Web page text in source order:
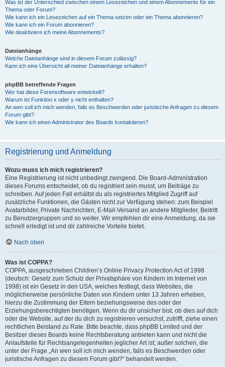
Was ist der Unterschied zwischen einem Lesezeichen und einem Abonnements für ein
Thema oder Forum?
Wie kann ich ein Lesezeichen auf ein Thema setzen oder ein Thema abonnieren?
Wie kann ich ein Forum abonnieren?
Wie deaktiviere ich meine Abonnements?
Dateianhänge
Welche Dateianhänge sind in diesem Forum zulässig?
Kann ich eine Übersicht all meiner Dateianhänge erhalten?
phpBB betreffende Fragen
Wer hat diese Forensoftware entwickelt?
Warum ist Funktion x oder y nicht enthalten?
An wen soll ich mich wenden, falls es Beschwerden oder juristische Anfragen zu diesem
Forum gibt?
Wie kann ich einen Administrator des Boards kontaktieren?
Registrierung und Anmeldung
Wozu muss ich mich registrieren?
Eine Registrierung ist nicht unbedingt zwingend. Die Board-Administration
dieses Forums entscheidet, ob du registriert sein musst, um Beiträge zu
schreiben. Auf jeden Fall erhältst du als registriertes Mitglied Zugriff auf
zusätzliche Funktionen, die Gästen nicht zur Verfügung stehen: zum Beispiel
Avatarbilder, Private Nachrichten, E-Mail-Versand an andere Mitglieder, Beitritt
zu Benutzergruppen und so weiter. Wir empfehlen dir eine Anmeldung, da sie
schnell erledigt ist und dir zahlreiche Vorteile bietet.
Nach oben
Was ist COPPA?
COPPA, ausgeschrieben Children’s Online Privacy Protection Act of 1998
(deutsch: Gesetz zum Schutz der Privatsphäre von Kindern im Internet von
1998) ist ein Gesetz in den USA, welches festlegt, dass Websites, die
möglicherweise persönliche Daten von Kindern unter 13 Jahren erheben,
hierzu die Zustimmung der Eltern beziehungsweise des oder der
Erziehungsberechtigten benötigen. Wenn du dir unsicher bist, ob dies auf dich
oder die Website, auf der du dich zu registrieren versuchst, zutrifft, ziehe einen
rechtlichen Beistand zu Rate. Bitte beachte, dass phpBB Limited und der
Besitzer dieses Boards keine Rechtsberatung anbieten kann und nicht die
Anlaufstelle für Rechtsangelegenheiten jeglicher Art ist; außer solchen, die
unter der Frage „An wen soll ich mich wenden, falls es Beschwerden oder
juristische Anfragen zu diesem Forum gibt?“ behandelt werden.